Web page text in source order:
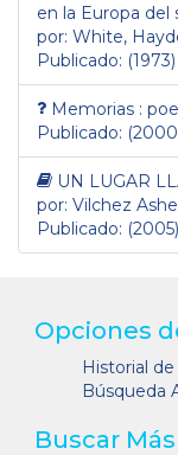
en la Europa del
por: White,
Publicado: (1973)
Memorias :
Publicado:
UN LUGAR
por: Vilchez
Publicado: (2005)
Opciones
Historial
Búsqueda
Buscar Más